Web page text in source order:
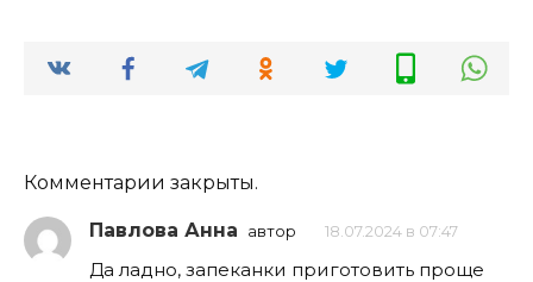
Комментарии закрыты.
Павлова Анна автор 18.07.2024 в 07:47
Да ладно, запеканки приготовить проще